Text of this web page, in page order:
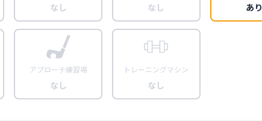
なし なし あり
アプローチ練習場
なし
トレーニングマシン
なし